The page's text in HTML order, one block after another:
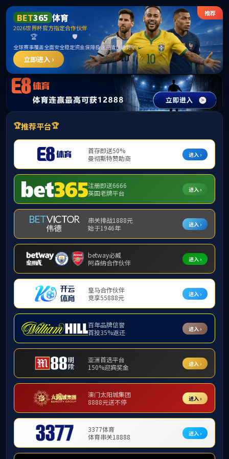
yl6809永利(集团)有限公司官网
yl6809永利差旅费管理办法--
日期：2023年05月22日 15:38 点击：
《yl6809永利差旅费管理办法》——2023年3月13日印
附件【关于印发《yl6809永利差旅费管理办法》的通